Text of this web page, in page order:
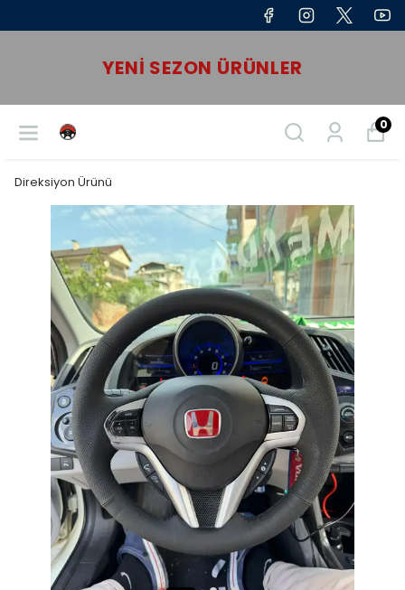
YENI SEZON ÜRÜNLER
0
Direksiyon Ürünü